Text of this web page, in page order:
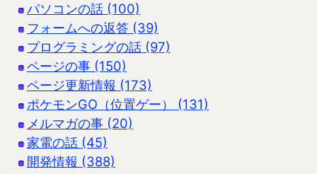
パソコンの話 (100)
フォームへの返答 (39)
プログラミングの話 (97)
ページの事 (150)
ページ更新情報 (173)
ポケモンGO（位置ゲー） (131)
メルマガの事 (20)
家電の話 (45)
開発情報 (388)